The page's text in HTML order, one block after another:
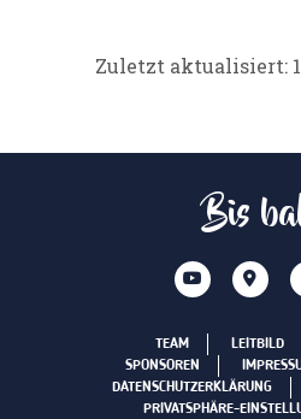
Zuletzt aktualisiert:
Bis
TEAM LEITBILD
SPONSOREN
DATENSCHUTZERKLÄRUNG
PRIVATSPHÄRE-